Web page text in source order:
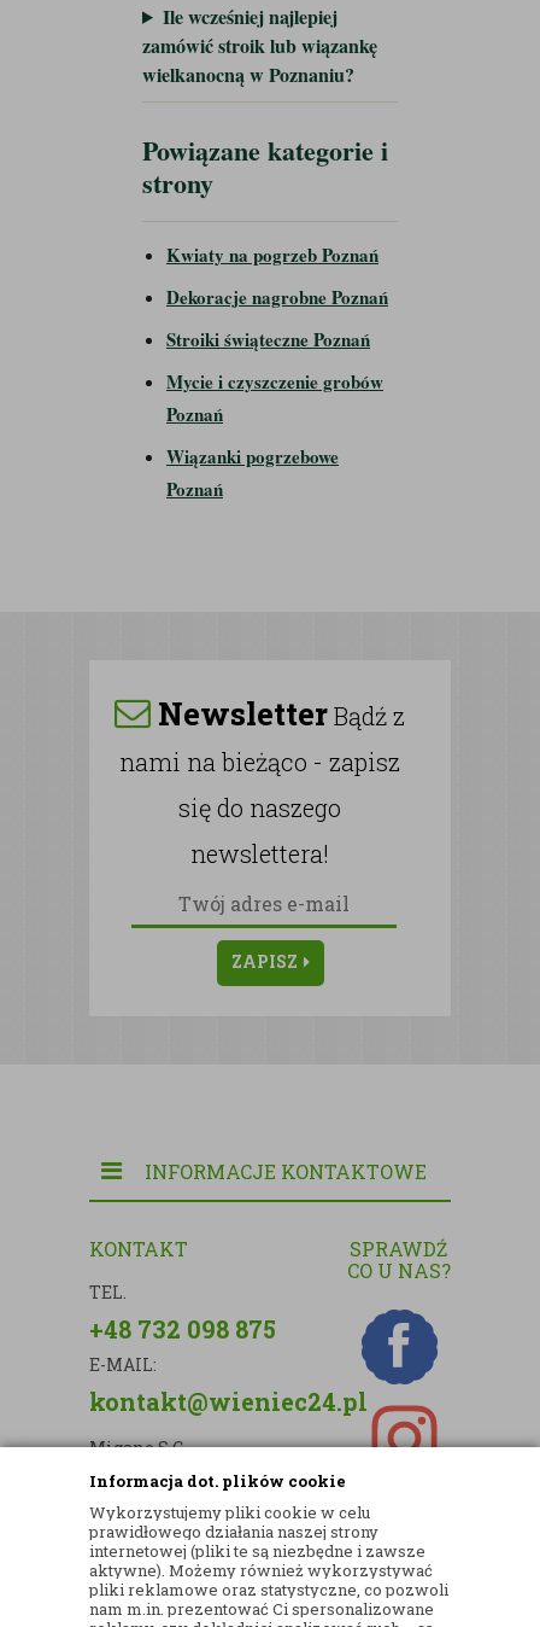
Informacja dot. plików cookie
Wykorzystujemy pliki cookie w celu
prawidłowego działania naszej strony
internetowej (pliki te są niezbędne i zawsze
aktywne). Możemy również wykorzystywać
pliki reklamowe oraz statystyczne, co pozwoli
nam m.in. prezentować Ci spersonalizowane
Ile wcześniej najlepiej
zamówić stroik lub wiązankę
wielkanocną w Poznaniu?
Powiązane kategorie i
strony
Kwiaty na pogrzeb Poznań
Dekoracje nagrobne Poznań
Stroiki świąteczne Poznań
Mycie i czyszczenie grobów
Poznań
Wiązanki pogrzebowe
Poznań
NewsletterBądź z
nami na bieżąco - zapisz
się do naszego
newslettera!
ZAPISZ
INFORMACJE KONTAKTOWE
KONTAKT
TEL.
+48 732 098 875
E-MAIL:
kontakt@wieniec24.pl
Migano S.C.
ul. Kartograficzna 88c/m33
03-290 Warszawa
NIP: 5242813637
REGON: 365874905
SPRAWDŹ
CO U NAS?